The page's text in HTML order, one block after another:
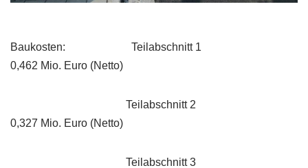
Baukosten: Teilabschnitt 1
0,462 Mio. Euro (Netto)
Teilabschnitt 2
0,327 Mio. Euro (Netto)
Teilabschnitt 3